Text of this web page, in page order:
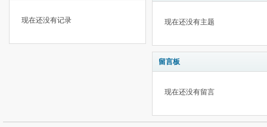
现在还没有记录 现在还没有主题
留言板
现在还没有留言